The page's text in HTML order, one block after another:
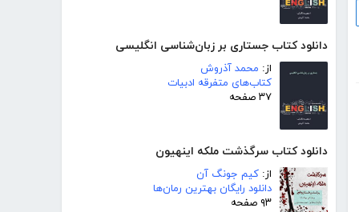
دانلود کتاب جستاری بر زبان‌شناسی انگلیسی
از: محمد آذروش
کتاب‌های متفرقه ادبیات
۳۷ صفحه
دانلود کتاب سرگذشت ملکه اینهیون
از: کیم جونگ آن
دانلود رایگان بهترین رمان‌ها
۹۳ صفحه